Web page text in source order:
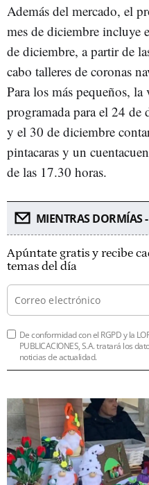
Además del mercado, el
mes de diciembre incluye
de diciembre, a partir de
cabo talleres de coronas
Para los más pequeños,
programada para el 24 de
y el 30 de diciembre
pintacaras y un
de las 17.30 horas.
MIENTRAS DORMÍAS
Apúntate gratis y recibe
temas del día
De conformidad con el RGPD y la
PUBLICACIONES, S.A. tratará los
noticias de actualidad.